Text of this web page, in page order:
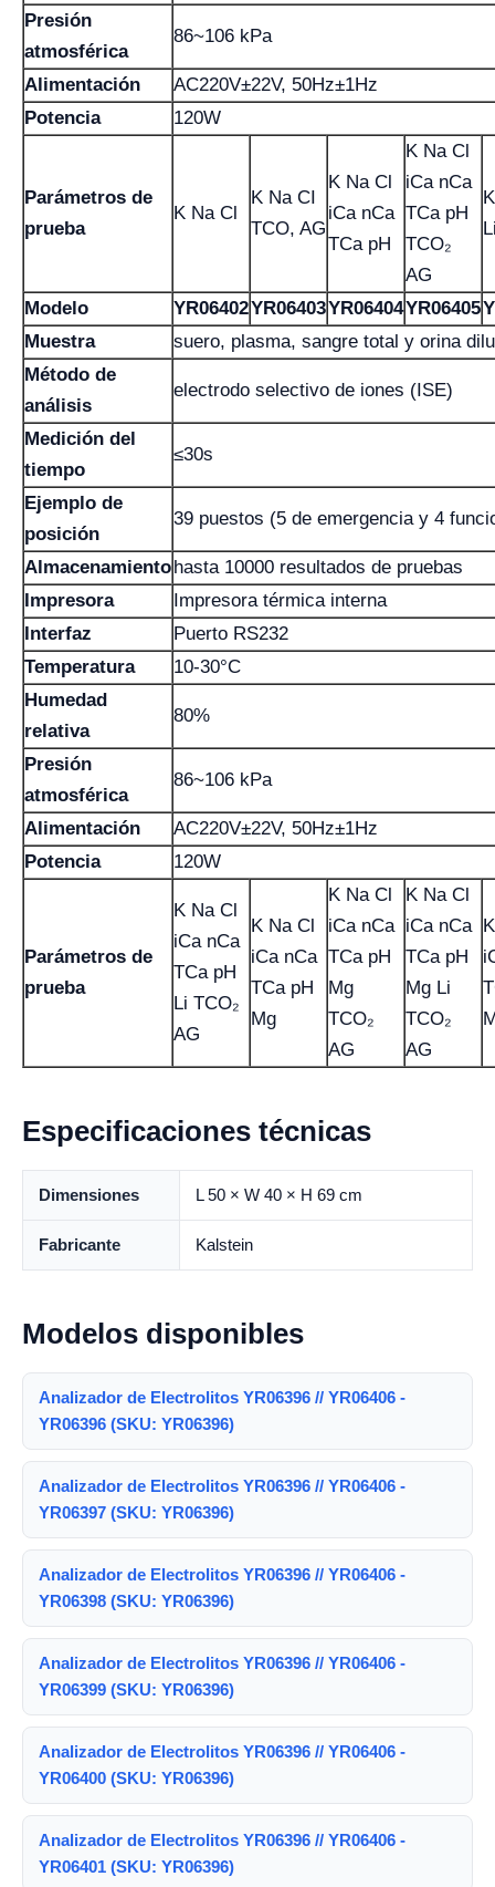
Presión
atmosférica
86~106 kPa
Alimentación
AC220V±22V, 50Hz±1Hz
Potencia
120W
Parámetros de
prueba
K Na Cl
K Na CI
TCO, AG
K Na Cl
iCa nCa
TCa pH
K Na Cl
iCa nCa
TCa pH
TCO₂
AG
Modelo YR06402YR06403YR06404YR06405
Muestra
suero, plasma, sangre total y orina
Método de
análisis
electrodo selectivo de iones (ISE)
Medición del
tiempo
≤30s
Ejemplo de
posición
39 puestos (5 de emergencia y 4
Almacenamientohasta 10000 resultados de pruebas
Impresora
Impresora térmica interna
Interfaz
Puerto RS232
Temperatura
10-30°C
Humedad
relativa
80%
Presión
atmosférica
86~106 kPa
Alimentación
AC220V±22V, 50Hz±1Hz
Potencia
120W
Parámetros de
prueba
K Na Cl
iCa nCa
TCa pH
Li TCO₂
AG
K Na Cl
iCa nCa
TCa pH
Mg
K Na Cl
iCa nCa
TCa pH
Mg
TCO₂
AG
K Na Cl
iCa nCa
TCa pH
Mg Li
TCO₂
AG
Especificaciones técnicas
Dimensiones L 50 × W 40 × H 69 cm
Fabricante Kalstein
Modelos disponibles
Analizador de Electrolitos YR06396 // YR06406 -
YR06396 (SKU: YR06396)
Analizador de Electrolitos YR06396 // YR06406 -
YR06397 (SKU: YR06396)
Analizador de Electrolitos YR06396 // YR06406 -
YR06398 (SKU: YR06396)
Analizador de Electrolitos YR06396 // YR06406 -
YR06399 (SKU: YR06396)
Analizador de Electrolitos YR06396 // YR06406 -
YR06400 (SKU: YR06396)
Analizador de Electrolitos YR06396 // YR06406 -
YR06401 (SKU: YR06396)